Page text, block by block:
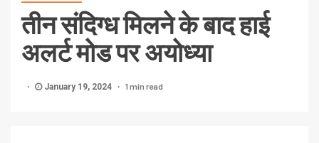
तीन संदिग्ध मिलने के बाद हाई
अलर्ट मोड पर अयोध्या
January 19, 2024 1 min read